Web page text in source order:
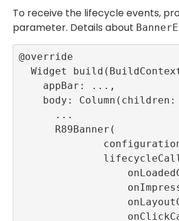
To receive the lifecycle events,
parameter. Details about
@override